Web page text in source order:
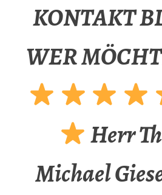
KONTAKT
WER
Herr
Michael